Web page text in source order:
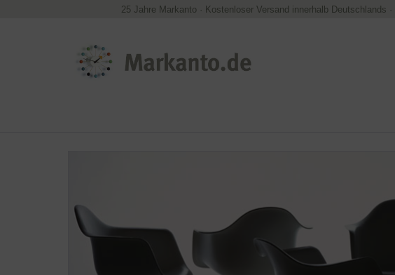
25 Jahre Markanto · Kostenloser Versand innerhalb Deutschlands ·